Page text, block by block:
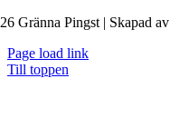
Gränna Pingst | Skapad av
Page load link
Till toppen